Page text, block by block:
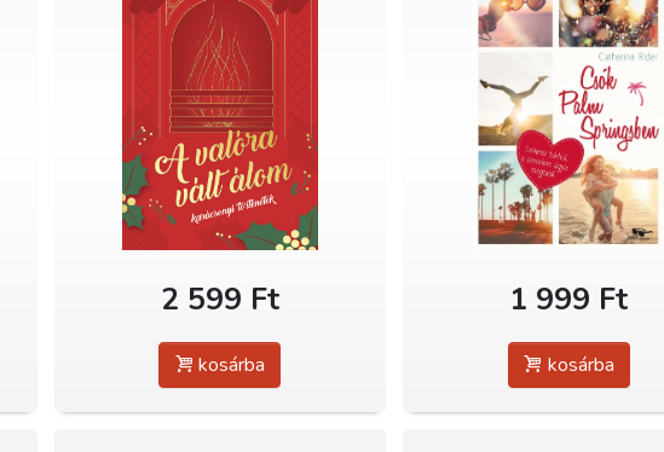
2 599 Ft
kosárba
1 999 Ft
kosárba